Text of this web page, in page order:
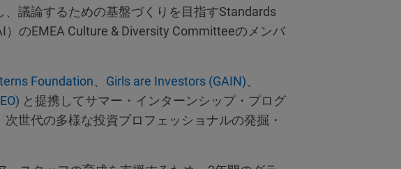
議論するための基盤づくりを目指すStandards
のEMEA Culture & Diversity Committeeのメンバ
Foundation Girls are Investors (GAIN)
と提携してサマー・インターンシップ・プログ
世代の多様な投資プロフェッショナルの発掘・